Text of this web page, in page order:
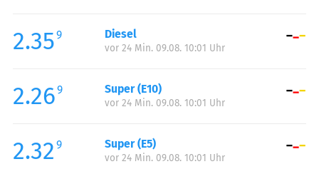
Mittwoch:
00:00-24:00
Donnerstag:
Samstag:
00:00-24:00
Sonntag:
2.359 Diesel
vor 24 Min. 09.08. 10:01 Uhr
2.269 Super (E10)
vor 24 Min. 09.08. 10:01 Uhr
2.32 9 Super (E5)
vor 24 Min. 09.08. 10:01 Uhr